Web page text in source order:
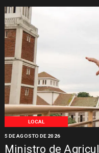
LOCAL
Ministro de
5 DE AGOSTO DE 2026